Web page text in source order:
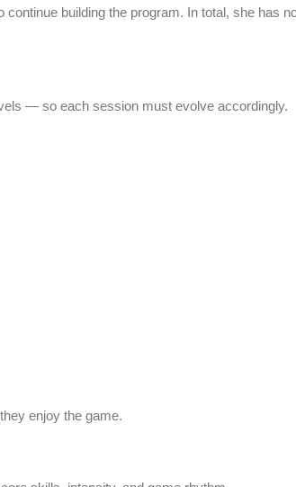
building the program. In total, she has
— so each session must evolve accordingly.
enjoy the game.